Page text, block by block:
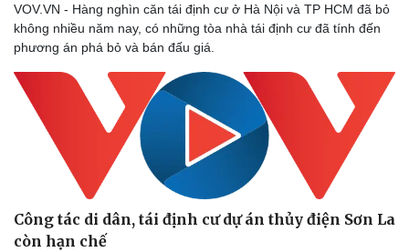
VOV.VN - Hàng nghìn căn tái định cư ở Hà Nội và TP HCM đã bỏ
không nhiều năm nay, có những tòa nhà tái định cư đã tính đến
phương án phá bỏ và bán đấu giá.
Công tác di dân, tái định cư dự án thủy điện Sơn La
còn hạn chế